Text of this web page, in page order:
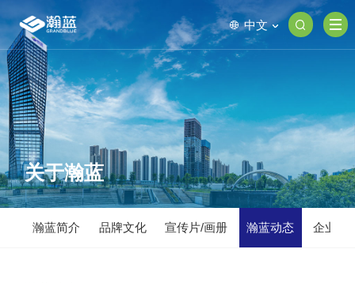
中文
关于瀚蓝
瀚蓝简介 品牌文化 宣传片/画册 瀚蓝动态 企业荣